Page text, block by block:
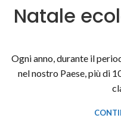
Natale
Ogni anno, durante il
nel nostro Paese, più di